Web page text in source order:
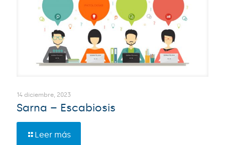
14 diciembre, 2023
Sarna – Escabiosis
Leer más